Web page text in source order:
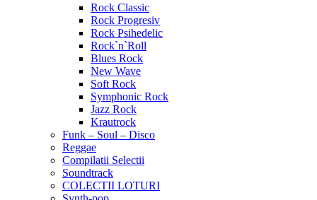
Rock Classic
Rock Progresiv
Rock Psihedelic
Rock`n`Roll
Blues Rock
New Wave
Soft Rock
Symphonic Rock
Jazz Rock
Krautrock
Funk – Soul – Disco
Reggae
Compilatii Selectii
Soundtrack
COLECTII LOTURI